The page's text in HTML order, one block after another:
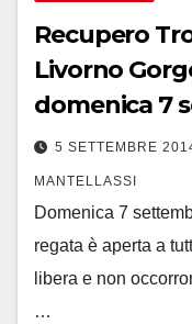
Recupero
Livorno
domenica 7
5 SETTEMBRE
MANTELLASSI
Domenica 7
regata è aperta a
libera e non
…